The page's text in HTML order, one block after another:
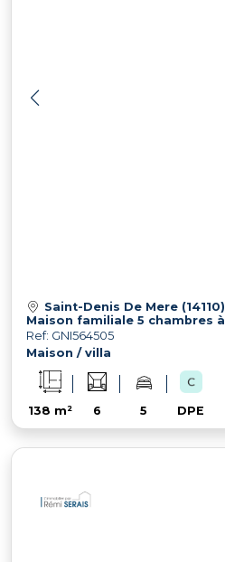
Saint-Denis De Mere (14110)
Ref: GNI564505
Maison / villa
138 m² 6 5 DPE